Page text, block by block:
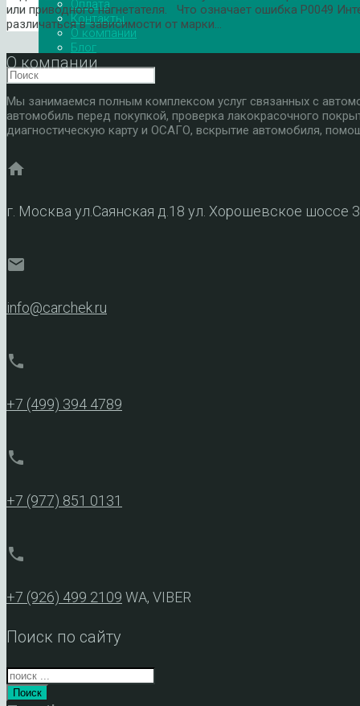
Оплата
Контакты
О компании
Блог
или приводного нагнетателя. Что означает ошибка P0049
различаться в зависимости от марки…
О компании
Мы занимаемся полным комплексом услуг связанных с
автомобиль перед покупкой, проверка лакокрасочного
диагностическую карту и ОСАГО, вскрытие автомобиля,
home
г. Москва ул.Саянская д.18 ул. Хорошевское шоссе
mail
info@carchek.ru
phone
+7 (499) 394 4789
phone
+7 (977) 851 0131
phone
+7 (926) 499 2109 WA, VIBER
Поиск по сайту
Поиск